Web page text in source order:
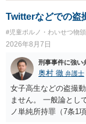
Twitterなどでの盗
#児童ポルノ・わいせつ物
2026年8月7日
刑事事件に強い
奥村 徹 弁護士
女子高生などの盗撮
ません。 一般論とし
ノ単純所持罪（7条1